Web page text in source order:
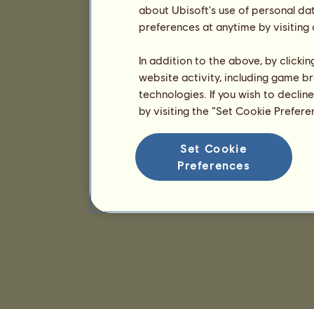
about Ubisoft's use of personal
preferences at anytime by
In addition to the above, by
website activity, including game
technologies. If you wish to
by visiting the “Set Cookie
Set Cookie
Preferences